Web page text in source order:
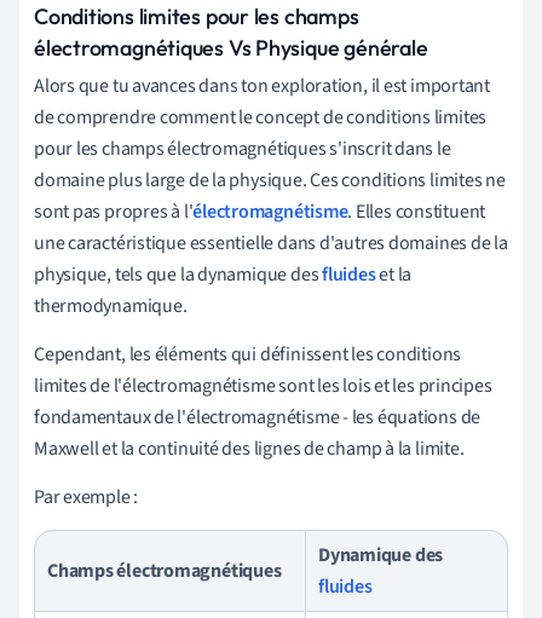
Conditions limites pour les champs
électromagnétiques Vs Physique générale
Alors que tu avances dans ton exploration, il est important
de comprendre comment le concept de conditions limites
pour les champs électromagnétiques s'inscrit dans le
domaine plus large de la physique. Ces conditions limites ne
sont pas propres à l'électromagnétisme. Elles constituent
une caractéristique essentielle dans d'autres domaines de la
physique, tels que la dynamique desfluideset la
thermodynamique.
Cependant, les éléments qui définissent les conditions
limites de l'électromagnétisme sont les lois et les principes
fondamentaux de l'électromagnétisme - les équations de
Maxwell et la continuité des lignes de champ à la limite.
Par exemple :
Champs électromagnétiques
Dynamique des
fluides